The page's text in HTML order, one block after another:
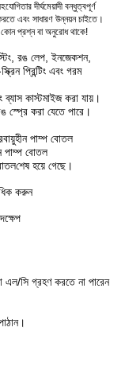
দীর্ঘমেয়াদী বন্ধুত্বপূর্ণ
এবং সাধারণ উন্নয়ন চাইতে।
কোন প্রশ্ন বা অনুরোধ থাকে!
রঙ লেপ, ইনজেকশন,
প্রিন্টিং এবং গরম
কাস্টমাইজ করা যায়।
স্প্রে করা যেতে পারে।
বায়ুহীন পাম্প বোতল
পাম্প বোতল
শেষ হয়ে গেছে।
করুন
এল/সি গ্রহণ করতে না পারেন